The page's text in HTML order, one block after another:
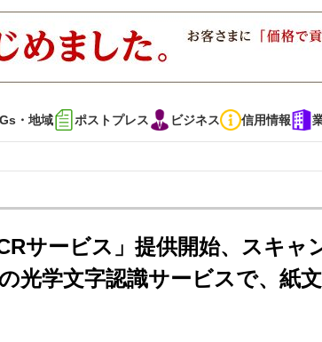
・地域 ポストプレス ビジネス 信用情報
コレクション
域 ポストプレス ビジネス イベント 信用情報
サービス」提供開始、スキャ
光学文字認識サービスで、紙